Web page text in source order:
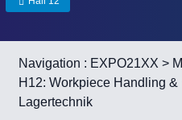
Navigation : EXPO21XX >
H12: Workpiece Handling &
Lagertechnik